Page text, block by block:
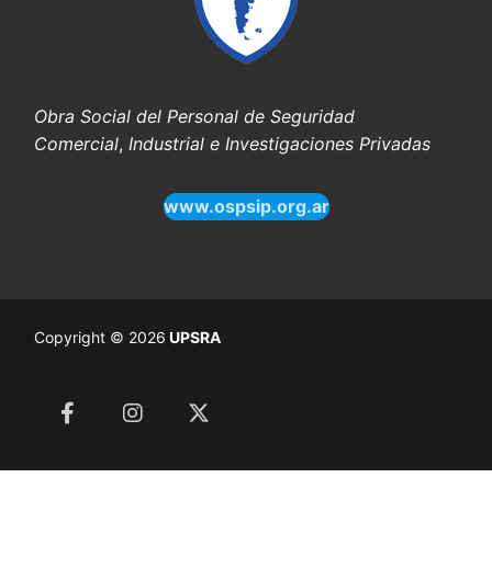
Obra Social del Personal de Seguridad
Comercial, Industrial e Investigaciones Privadas
www.ospsip.org.ar
Copyright © 2026 UPSRA